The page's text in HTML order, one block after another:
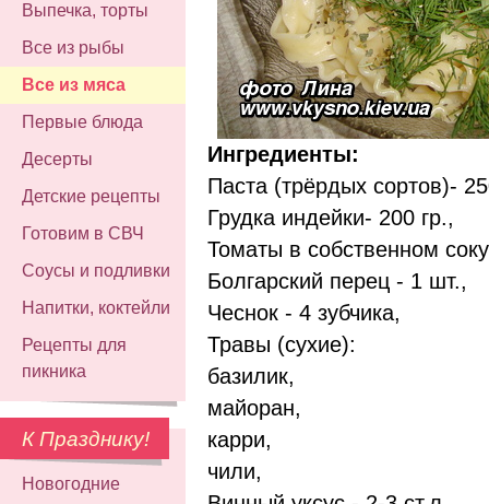
Выпечка, торты
Все из рыбы
Все из мяса
Первые блюда
Десерты
Детские рецепты
Готовим в СВЧ
Соусы и подливки
Напитки, коктейли
Рецепты для
пикника
К Празднику!
Новогодние
Ингредиенты:
Паста (трёрдых сортов)-
Грудка индейки- 200 гр.,
Томаты в собственном
Болгарский перец - 1 шт.,
Чеснок - 4 зубчика,
Травы (сухие):
базилик,
майоран,
карри,
чили,